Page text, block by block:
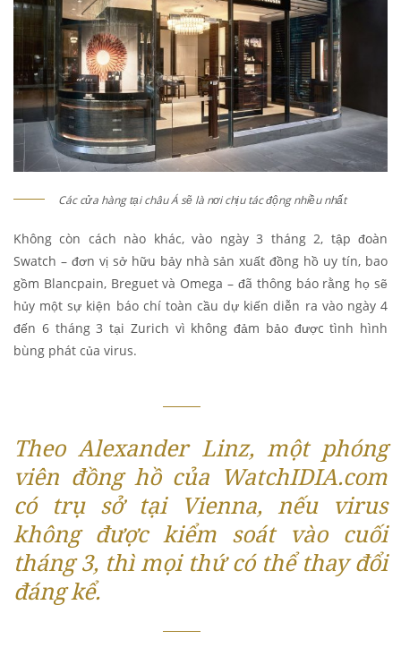
Các cửa hàng tại châu Á sẽ là nơi chịu tác động nhiều nhất
Không còn cách nào khác, vào ngày 3 tháng 2, tập đoàn
Swatch – đơn vị sở hữu bảy nhà sản xuất đồng hồ uy tín, bao
gồm Blancpain, Breguet và Omega – đã thông báo rằng họ sẽ
hủy một sự kiện báo chí toàn cầu dự kiến ​​diễn ra vào ngày 4
đến 6 tháng 3 tại Zurich vì không đảm bảo được tình hình
bùng phát của virus.
Theo Alexander Linz, một phóng
viên đồng hồ của WatchIDIA.com
có ​​trụ sở tại Vienna, nếu virus
không được kiểm soát vào cuối
tháng 3, thì mọi thứ có thể thay đổi
đáng kể.